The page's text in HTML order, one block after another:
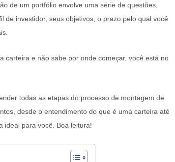
de um portfólio envolve uma série de questões,
de investidor, seus objetivos, o prazo pelo qual você
carteira e não sabe por onde começar, você está no
todas as etapas do processo de montagem de
desde o entendimento do que é uma carteira até
ideal para você. Boa leitura!